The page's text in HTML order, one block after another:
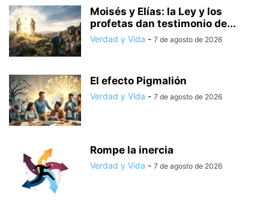
Moisés y Elías: la Ley y los
profetas dan testimonio de...
Verdad y Vida - 7 de agosto de 2026
El efecto Pigmalión
Verdad y Vida - 7 de agosto de 2026
Rompe la inercia
Verdad y Vida - 7 de agosto de 2026